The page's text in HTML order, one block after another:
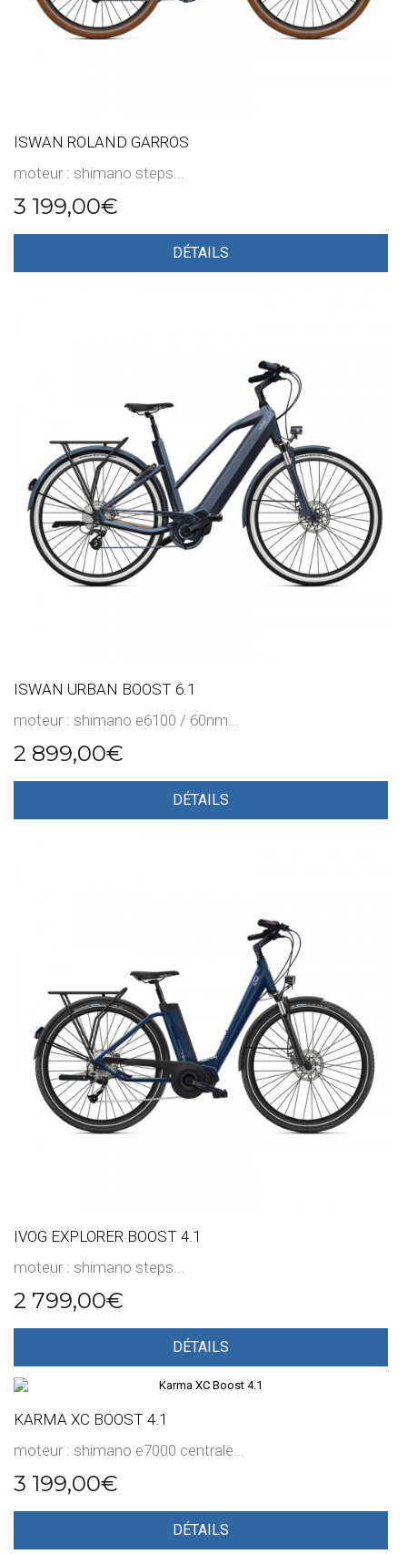
ISWAN ROLAND GARROS
moteur : shimano steps...
3 199,00€
DÉTAILS
ISWAN URBAN BOOST 6.1
moteur : shimano e6100 / 60nm...
2 899,00€
DÉTAILS
IVOG EXPLORER BOOST 4.1
moteur : shimano steps...
2 799,00€
DÉTAILS
KARMA XC BOOST 4.1
moteur : shimano e7000 centrale...
3 199,00€
DÉTAILS